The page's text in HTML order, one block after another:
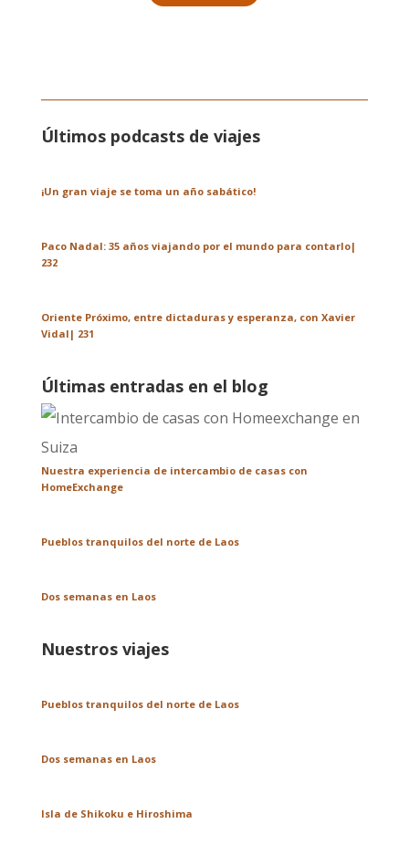
Últimos podcasts de viajes
¡Un gran viaje se toma un año sabático!
Paco Nadal: 35 años viajando por el mundo para contarlo|
232
Oriente Próximo, entre dictaduras y esperanza, con Xavier
Vidal| 231
Últimas entradas en el blog
Nuestra experiencia de intercambio de casas con
HomeExchange
Pueblos tranquilos del norte de Laos
Dos semanas en Laos
Nuestros viajes
Pueblos tranquilos del norte de Laos
Dos semanas en Laos
Isla de Shikoku e Hiroshima